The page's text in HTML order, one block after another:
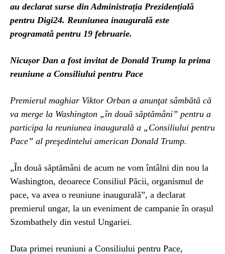
au declarat surse din Administrația Prezidențială
pentru Digi24. Reuniunea inaugurală este
programată pentru 19 februarie.
Nicușor Dan a fost invitat de Donald Trump la prima
reuniune a Consiliului pentru Pace
Premierul maghiar Viktor Orban a anunţat sâmbătă că
va merge la Washington „în două săptămâni” pentru a
participa la reuniunea inaugurală a „Consiliului pentru
Pace” al preşedintelui american Donald Trump.
„În două săptămâni de acum ne vom întâlni din nou la
Washington, deoarece Consiliul Păcii, organismul de
pace, va avea o reuniune inaugurală”, a declarat
premierul ungar, la un eveniment de campanie în orașul
Szombathely din vestul Ungariei.
Data primei reuniuni a Consiliului pentru Pace,